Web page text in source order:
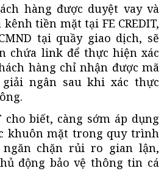
hàng được duyệt vay và
tiền mặt tại FE CREDIT,
tại quầy giao dịch, sẽ
chứa link để thực hiện xác
hàng chỉ nhận được mã
ngân sau khi xác thực
cho biết, càng sớm áp dụng
khuôn mặt trong quy trình
chặn rủi ro gian lận,
động bảo vệ thông tin cá